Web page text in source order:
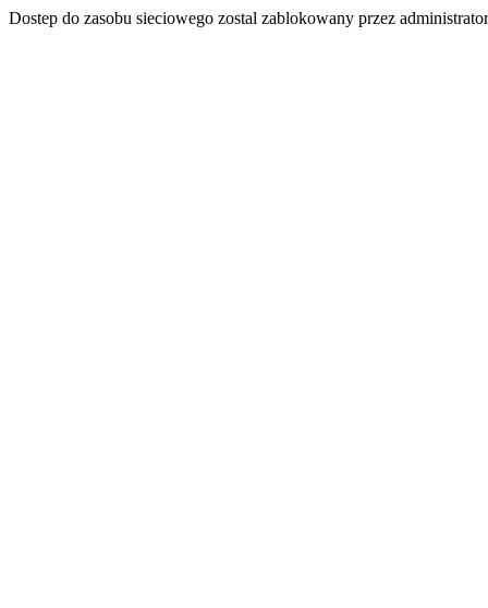
Dostep do zasobu sieciowego zostal zablokowany przez